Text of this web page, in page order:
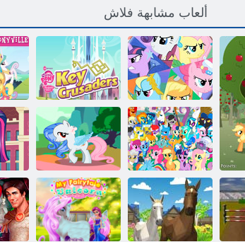
ألعاب مشابهة فلاش
ﻦﻴﻴﺴﻴﺋﺮﻟﺍ
ﻦﻴﻴﺒﻴﻠﺼﻟﺍ
:ﺮﻴﻐﺼﻟﺍ ﺮﻬﻤﻟﺍ
ﻱﺪﻠﺑ
لغز الجولة مع
المهر
Fluttershy
ﺱﺎﺒﻠﻟﺍﻭ ﺮﻬﻤﻟﺍ
Ponyville
ﻒﺸﺘﻛﺍ ﺮﻴﻐﺼﻟﺍ
ﺮﻬﻤﻟﺍ ﻱﺪﻠﺑ